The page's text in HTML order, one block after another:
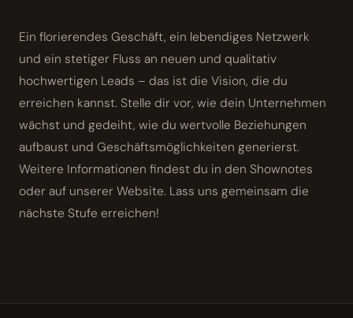
Ein florierendes Geschäft, ein lebendiges Netzwerk
und ein stetiger Fluss an neuen und qualitativ
hochwertigen Leads – das ist die Vision, die du
erreichen kannst. Stelle dir vor, wie dein Unternehmen
wächst und gedeiht, wie du wertvolle Beziehungen
aufbaust und Geschäftsmöglichkeiten generierst.
Weitere Informationen findest du in den Shownotes
oder auf unserer Website. Lass uns gemeinsam die
nächste Stufe erreichen!